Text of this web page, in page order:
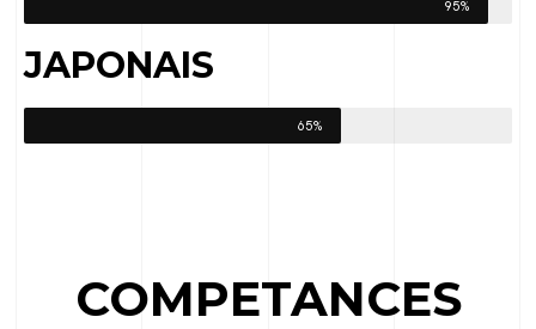
95%
JAPONAIS
65%
COMPETANCES